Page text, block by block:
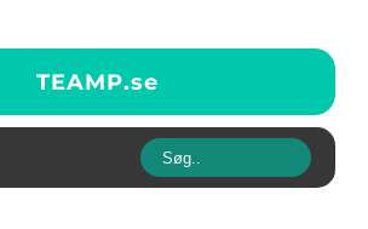
TEAMP.se